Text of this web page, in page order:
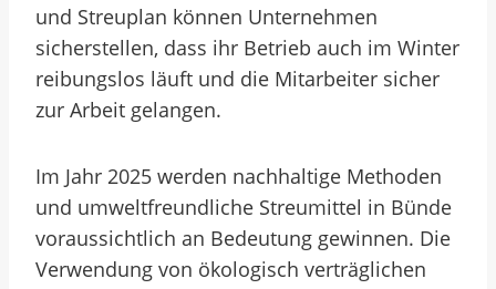
und Streuplan können Unternehmen
sicherstellen, dass ihr Betrieb auch im Winter
reibungslos läuft und die Mitarbeiter sicher
zur Arbeit gelangen.
Im Jahr 2025 werden nachhaltige Methoden
und umweltfreundliche Streumittel in Bünde
voraussichtlich an Bedeutung gewinnen. Die
Verwendung von ökologisch verträglichen